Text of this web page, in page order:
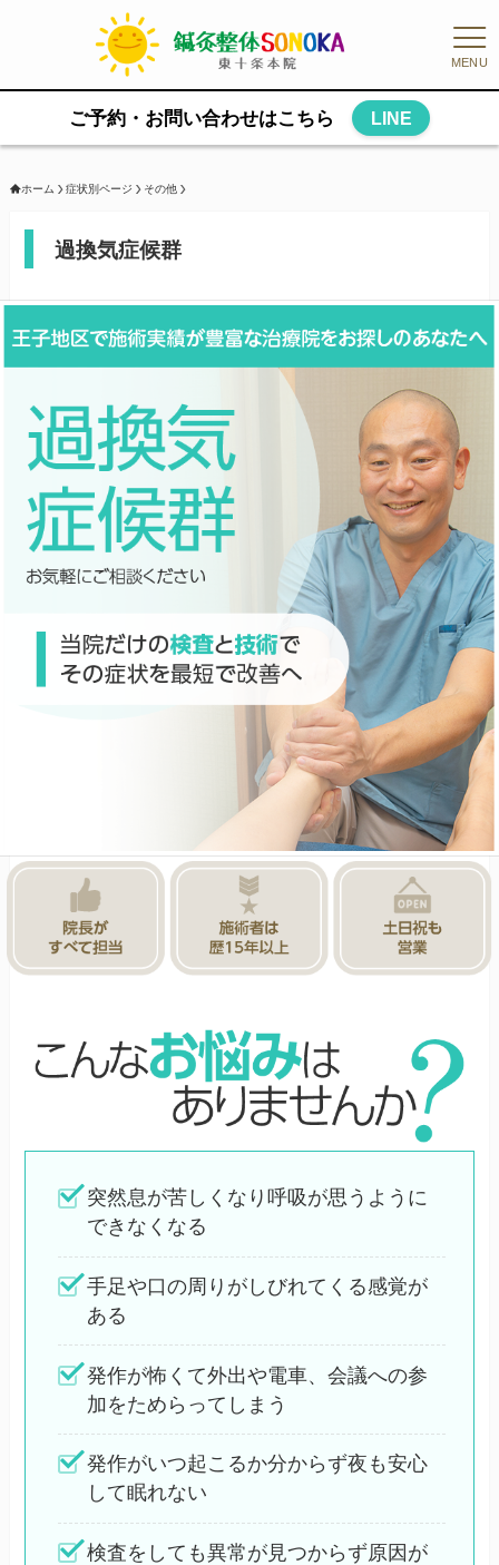
MENU
ご予約・お問い合わせはこちら LINE
ホーム 症状別ページ その他
過換気症候群
突然息が苦しくなり呼吸が思うように
できなくなる
手足や口の周りがしびれてくる感覚が
ある
発作が怖くて外出や電車、会議への参
加をためらってしまう
発作がいつ起こるか分からず夜も安心
して眠れない
検査をしても異常が見つからず原因が